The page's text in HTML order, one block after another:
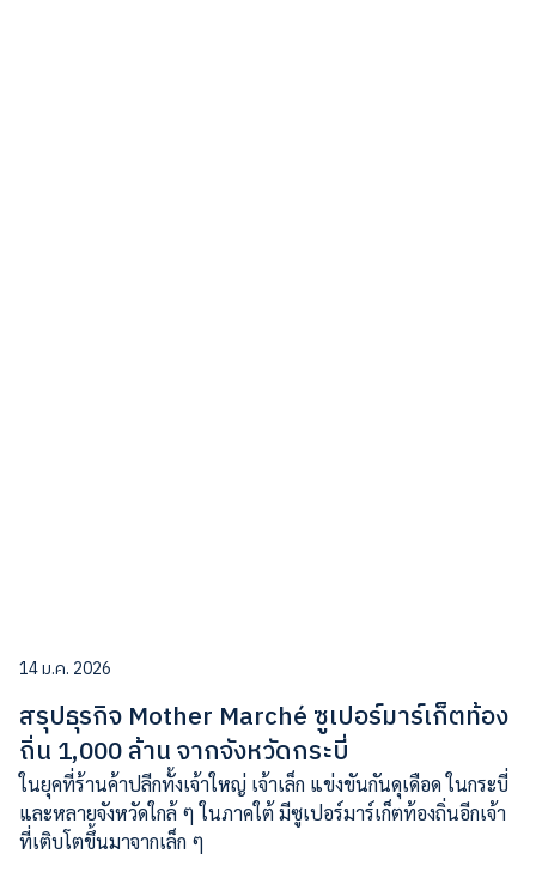
14 ม.ค. 2026
สรุปธุรกิจ Mother Marché ซูเปอร์มาร์เก็ตท้อง
ถิ่น 1,000 ล้าน จากจังหวัดกระบี่
ในยุคที่ร้านค้าปลีกทั้งเจ้าใหญ่ เจ้าเล็ก แข่งขันกันดุเดือด ในกระบี่
และหลายจังหวัดใกล้ ๆ ในภาคใต้ มีซูเปอร์มาร์เก็ตท้องถิ่นอีกเจ้า
ที่เติบโตขึ้นมาจากเล็ก ๆ